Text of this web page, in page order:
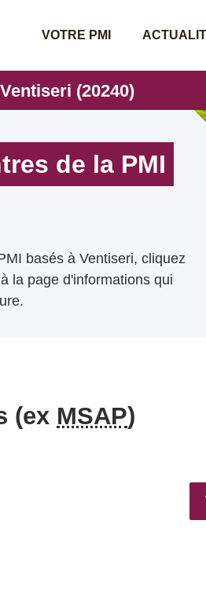
VOTRE PMI
(20240)
de la PMI
basés à Ventiseri, cliquez
la page d'informations qui
(ex MSAP)